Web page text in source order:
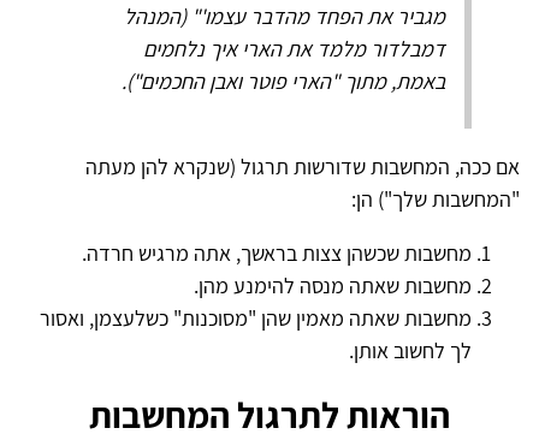
מגביר את הפחד מהדבר עצמו'" (המנהל
דמבלדור מלמד את הארי איך נלחמים
באמת, מתוך "הארי פוטר ואבן החכמים").
אם ככה, המחשבות שדורשות תרגול (שנקרא להן מעתה
"המחשבות שלך") הן:
מחשבות שכשהן צצות בראשך, אתה מרגיש חרדה.
מחשבות שאתה מנסה להימנע מהן.
מחשבות שאתה מאמין שהן "מסוכנות" כשלעצמן, ואסור
לך לחשוב אותן.
הוראות לתרגול המחשבות